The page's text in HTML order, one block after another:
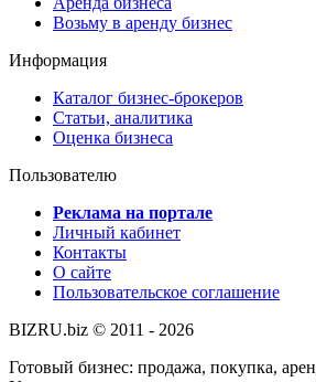
Возьму в аренду бизнес
Информация
Каталог бизнес-брокеров
Статьи, аналитика
Оценка бизнеса
Пользователю
Реклама на портале
Личный кабинет
Контакты
О сайте
Пользовательское соглашение
BIZRU.biz © 2011 - 2026
Готовый бизнес: продажа, покупка,